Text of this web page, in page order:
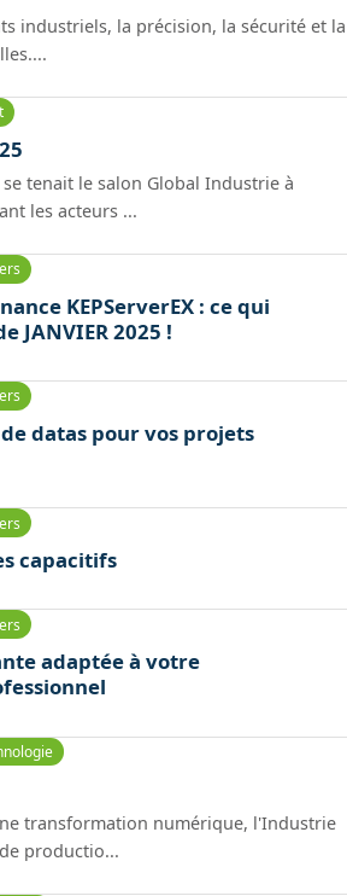
industriels, la précision, la sécurité et la
se tenait le salon Global Industrie à
les acteurs ...
KEPServerEX : ce qui
JANVIER 2025 !
datas pour vos projets
capacitifs
adaptée à votre
transformation numérique, l'Industrie
productio...